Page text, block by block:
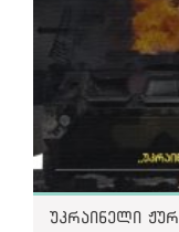
უკრაინელი